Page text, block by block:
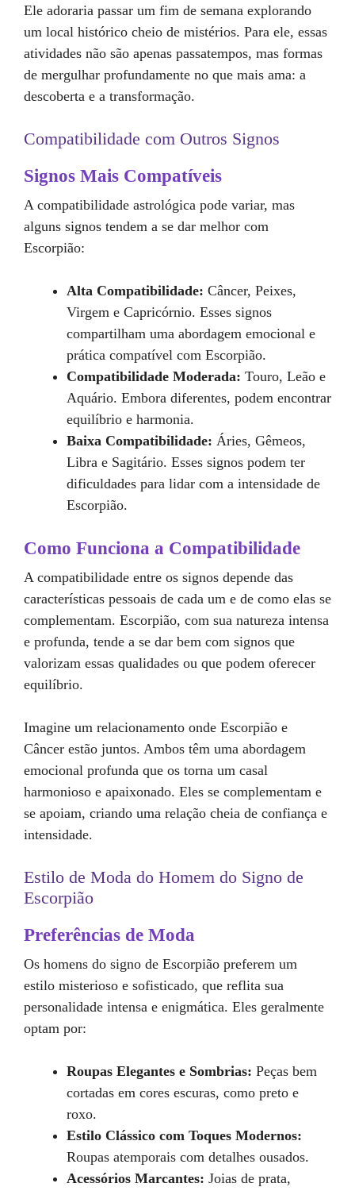
Ele adoraria passar um fim de semana explorando
um local histórico cheio de mistérios. Para ele, essas
atividades não são apenas passatempos, mas formas
de mergulhar profundamente no que mais ama: a
descoberta e a transformação.
Compatibilidade com Outros Signos
Signos Mais Compatíveis
A compatibilidade astrológica pode variar, mas
alguns signos tendem a se dar melhor com
Escorpião:
Alta Compatibilidade: Câncer, Peixes,
Virgem e Capricórnio. Esses signos
compartilham uma abordagem emocional e
prática compatível com Escorpião.
Compatibilidade Moderada: Touro, Leão e
Aquário. Embora diferentes, podem encontrar
equilíbrio e harmonia.
Baixa Compatibilidade: Áries, Gêmeos,
Libra e Sagitário. Esses signos podem ter
dificuldades para lidar com a intensidade de
Escorpião.
Como Funciona a Compatibilidade
A compatibilidade entre os signos depende das
características pessoais de cada um e de como elas se
complementam. Escorpião, com sua natureza intensa
e profunda, tende a se dar bem com signos que
valorizam essas qualidades ou que podem oferecer
equilíbrio.
Imagine um relacionamento onde Escorpião e
Câncer estão juntos. Ambos têm uma abordagem
emocional profunda que os torna um casal
harmonioso e apaixonado. Eles se complementam e
se apoiam, criando uma relação cheia de confiança e
intensidade.
Estilo de Moda do Homem do Signo de
Escorpião
Preferências de Moda
Os homens do signo de Escorpião preferem um
estilo misterioso e sofisticado, que reflita sua
personalidade intensa e enigmática. Eles geralmente
optam por:
Roupas Elegantes e Sombrias: Peças bem
cortadas em cores escuras, como preto e
roxo.
Estilo Clássico com Toques Modernos:
Roupas atemporais com detalhes ousados.
Acessórios Marcantes: Joias de prata,